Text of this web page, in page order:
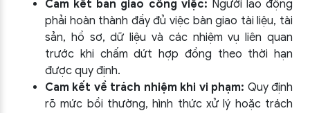
Cam kết bàn giao công việc: Người lao động
phải hoàn thành đầy đủ việc bàn giao tài liệu, tài
sản, hồ sơ, dữ liệu và các nhiệm vụ liên quan
trước khi chấm dứt hợp đồng theo thời hạn
được quy định.
Cam kết về trách nhiệm khi vi phạm: Quy định
rõ mức bồi thường, hình thức xử lý hoặc trách